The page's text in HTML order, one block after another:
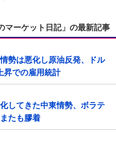
マーケット日記」の最新記事
勢は悪化し原油反発、ドル
昇での雇用統計
してきた中東情勢、ボラテ
たも膠着